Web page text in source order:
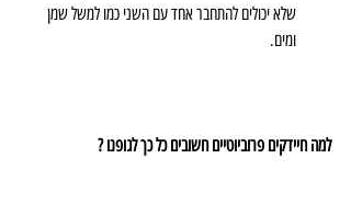
שלא יכולים להתחבר אחד עם השני כמו למשל שמן
ומים.
למה חיידקים פרוביוטיים חשובים כל כך לגופנו ?